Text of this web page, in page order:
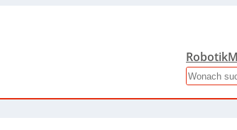
Robotik
Search